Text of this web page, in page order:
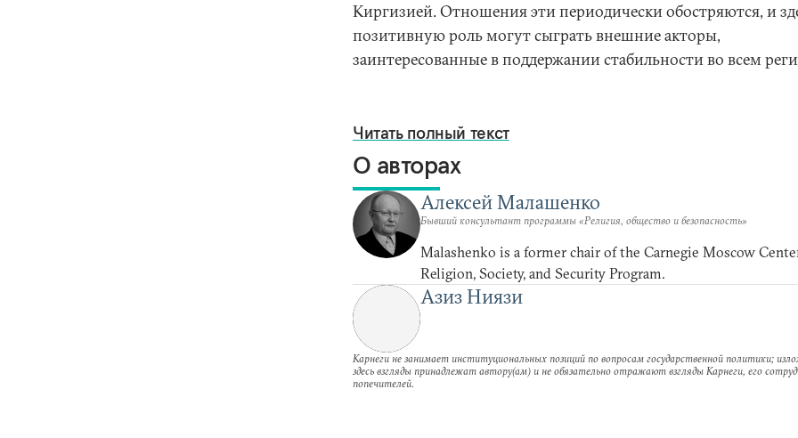
Киргизией. Отношения эти периодически обостряются, и
позитивную роль могут сыграть внешние акторы,
заинтересованные в поддержании стабильности во всем
Читать полный текст
О авторах
Алексей Малашенко
Бывший консультант программы «Религия, общество и безопасность»
Malashenko is a former chair of the Carnegie Moscow
Religion, Society, and Security Program.
Азиз Ниязи
Карнеги не занимает институциональных позиций по вопросам государственной политики;
здесь взгляды принадлежат автору(ам) и не обязательно отражают взгляды Карнеги, его
попечителей.